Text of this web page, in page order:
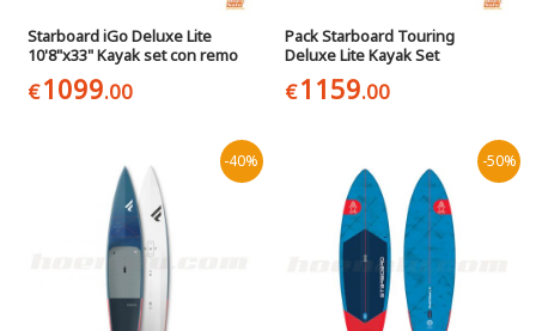
Starboard iGo Deluxe Lite
10'8"x33" Kayak set con remo
€1099.00
Pack Starboard Touring
Deluxe Lite Kayak Set
€1159.00
-40% -50%